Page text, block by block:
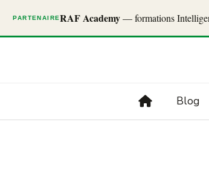
PARTENAIRERAF Academy— formations
Blog